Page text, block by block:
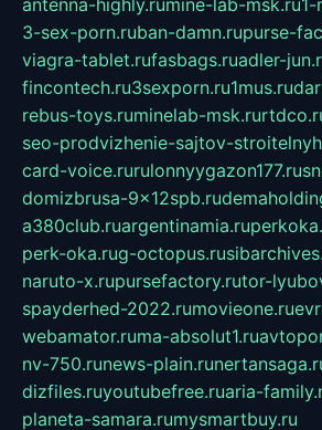
antenna-highly.rumine-lab-msk.ru1-
3-sex-porn.ruban-damn.rupurse-
viagra-tablet.rufasbags.ruadler-
fincontech.ru3sexporn.ru1mus.ru
rebus-toys.ruminelab-msk.ru
seo-prodvizhenie-sajtov-
card-voice.rurulonnyygazon177.ru
domizbrusa-9x12spb.ru
a380club.ruargentinamia.ru
perk-oka.rug-octopus.ru
naruto-x.rupursefactory.rutor-
spayderhed-2022.rumovieone.ru
webamator.ruma-absolut1.ru
nv-750.runews-plain.ru
dizfiles.ruyoutubefree.ruaria-
planeta-samara.rumysmartbuy.ru